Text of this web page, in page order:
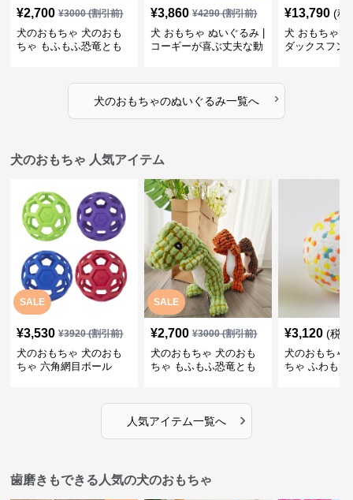
¥2,700 ¥3000(割引前)
犬のおもちゃ 犬のおも
ちゃ もふもふ恐竜とも
¥3,860 ¥4290(割引前)
犬 おもちゃ ぬいぐるみ |
コーギーが喜ぶ丈夫な動
¥13,790 (税
犬 おもちゃ
ダックスフン
犬のおもちゃのぬいぐるみ一覧へ ›
犬のおもちゃ 人気アイテム
SALE
¥3,530 ¥3920(割引前)
犬のおもちゃ 犬のおも
ちゃ 六角網目ボール
SALE
¥2,700 ¥3000(割引前)
犬のおもちゃ 犬のおも
ちゃ もふもふ恐竜とも
¥3,120 (税
犬のおもちゃ
ちゃ ふわもこ
人気アイテム一覧へ ›
歯磨きもできる人気の犬のおもちゃ